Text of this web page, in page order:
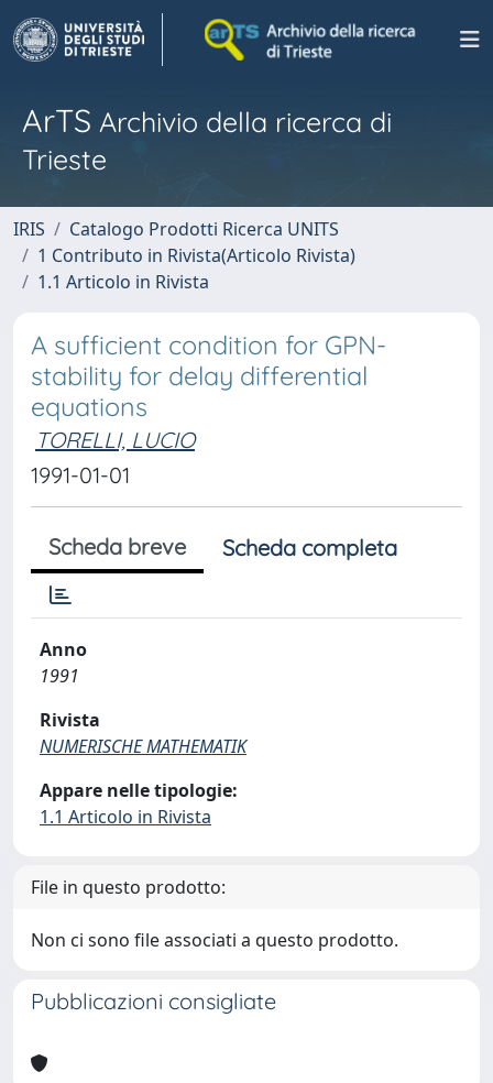
ArTS Archivio della ricerca di
Trieste
IRIS
Catalogo Prodotti Ricerca UNITS
1 Contributo in Rivista(Articolo Rivista)
1.1 Articolo in Rivista
A sufficient condition for GPN-
stability for delay differential
equations
TORELLI, LUCIO
1991-01-01
Scheda breve Scheda completa
Anno
1991
Rivista
NUMERISCHE MATHEMATIK
Appare nelle tipologie:
1.1 Articolo in Rivista
File in questo prodotto:
Non ci sono file associati a questo prodotto.
Pubblicazioni consigliate